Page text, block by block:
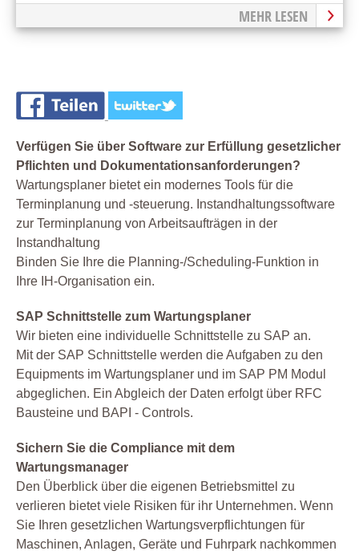
MEHR LESEN
Verfügen Sie über Software zur Erfüllung gesetzlicher
Pflichten und Dokumentationsanforderungen?
Wartungsplaner bietet ein modernes Tools für die
Terminplanung und -steuerung. Instandhaltungssoftware
zur Terminplanung von Arbeitsaufträgen in der
Instandhaltung
Binden Sie Ihre die Planning-/Scheduling-Funktion in
Ihre IH-Organisation ein.
SAP Schnittstelle zum Wartungsplaner
Wir bieten eine individuelle Schnittstelle zu SAP an.
Mit der SAP Schnittstelle werden die Aufgaben zu den
Equipments im Wartungsplaner und im SAP PM Modul
abgeglichen. Ein Abgleich der Daten erfolgt über RFC
Bausteine und BAPI - Controls.
Sichern Sie die Compliance mit dem
Wartungsmanager
Den Überblick über die eigenen Betriebsmittel zu
verlieren bietet viele Risiken für ihr Unternehmen. Wenn
Sie Ihren gesetzlichen Wartungsverpflichtungen für
Maschinen, Anlagen, Geräte und Fuhrpark nachkommen